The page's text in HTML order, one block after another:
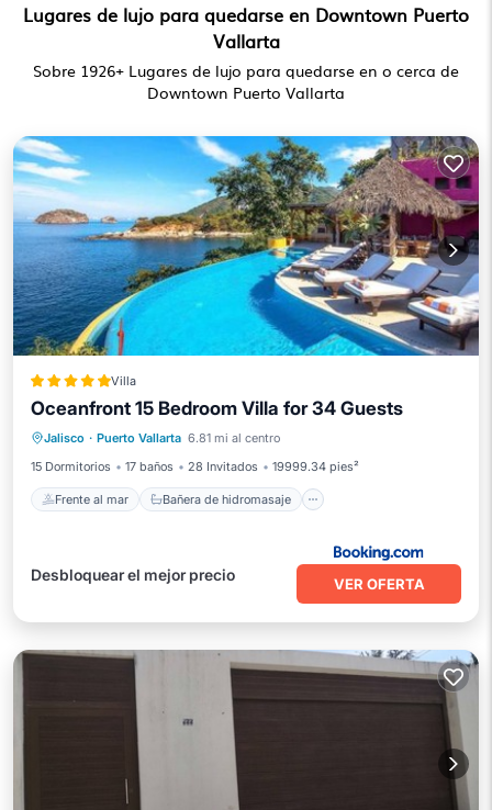
Lugares de lujo para quedarse en Downtown Puerto
Vallarta
Sobre 1926+ Lugares de lujo para quedarse en o cerca de
Downtown Puerto Vallarta
Villa
Oceanfront 15 Bedroom Villa for 34 Guests
Jalisco · Puerto Vallarta 6.81 mi al centro
15 Dormitorios
17 baños 28 Invitados 19999.34 pies²
Frente al mar Bañera de hidromasaje
Frente al mar
Bañera de hidromasaje
Desayuno
Aparcamiento
Desbloquear el mejor precio
VER OFERTA